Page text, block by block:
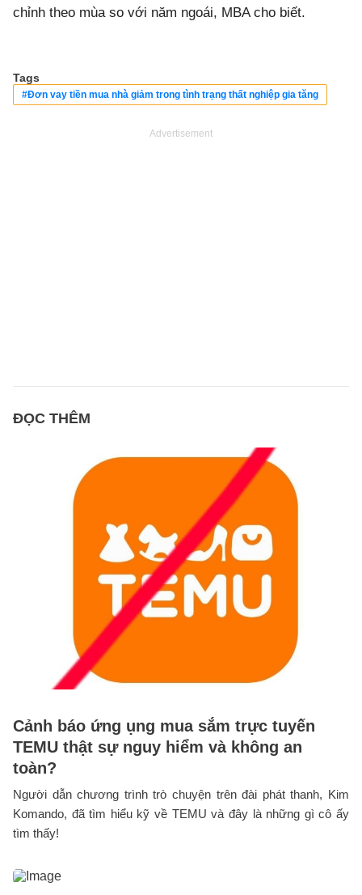
chỉnh theo mùa so với năm ngoái, MBA cho biết.
Tags
#Đơn vay tiền mua nhà giảm trong tình trạng thất nghiệp gia tăng
Advertisement
ĐỌC THÊM
Cảnh báo ứng ụng mua sắm trực tuyến
TEMU thật sự nguy hiểm và không an
toàn?
Người dẫn chương trình trò chuyện trên đài phát thanh, Kim
Komando, đã tìm hiểu kỹ về TEMU và đây là những gì cô ấy
tìm thấy!